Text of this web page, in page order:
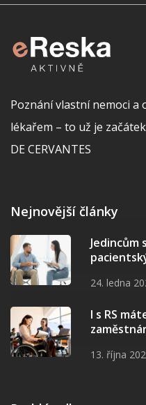
Poznání vlastní nemoci
lékařem – to už je
DE CERVANTES
Nejnovější články
Jedincům
24. ledna
I s RS
13. října